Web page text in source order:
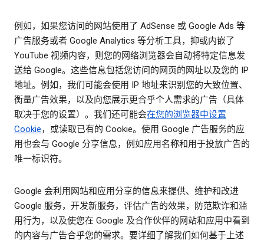
例如，如果您访问的网站使用了 AdSense 或 Google Ads 等
广告服务或者 Google Analytics 等分析工具，抑或内嵌了
YouTube 视频内容，则您的网络浏览器会自动将特定信息发
送给 Google。这些信息包括您访问的网页的网址以及您的 IP
地址。例如，我们可能会使用 IP 地址来识别您的大致位置、
衡量广告效果，以及向您展示更合乎个人需求的广告（具体
取决于您的设置）。我们还可能会在您的浏览器中设置
Cookie，或读取已有的 Cookie。使用 Google 广告服务的应
用也会与 Google 分享信息，例如应用名称和用于投放广告的
唯一标识符。
Google 会利用网站和应用分享的信息来提供、维护和改进
Google 服务，开发新服务，评估广告的效果，防范欺诈和滥
用行为，以及使您在 Google 及合作伙伴的网站和应用中看到
的内容与广告合乎您的需求。要详细了解我们如何基于上述